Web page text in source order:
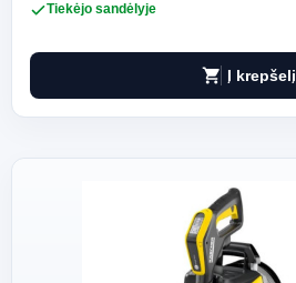
Tiekėjo sandėlyje
shopping_cart Į krepšelį